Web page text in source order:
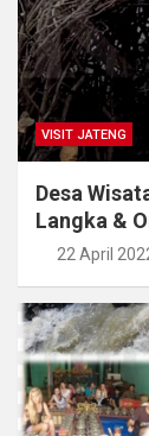
VISIT JATENG
Desa
Langka &
22 April